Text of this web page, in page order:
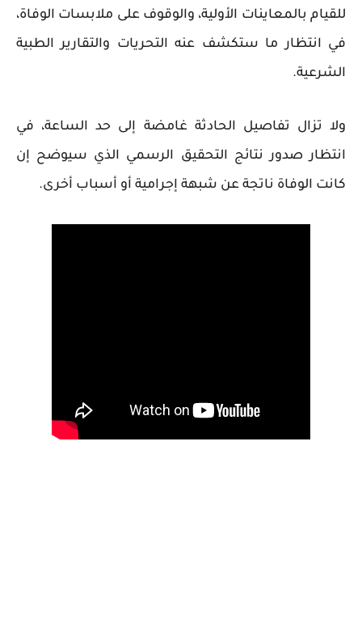
للقيام بالمعاينات الأولية، والوقوف على ملابسات الوفاة،
في انتظار ما ستكشف عنه التحريات والتقارير الطبية
الشرعية.
ولا تزال تفاصيل الحادثة غامضة إلى حد الساعة، في
انتظار صدور نتائج التحقيق الرسمي الذي سيوضح إن
كانت الوفاة ناتجة عن شبهة إجرامية أو أسباب أخرى.